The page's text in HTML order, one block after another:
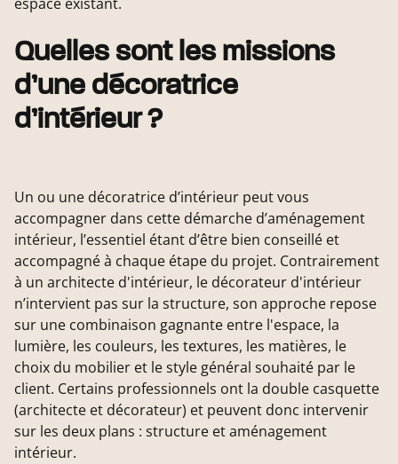
Quelles sont les missions
d’une décoratrice
d’intérieur ?
Un ou une décoratrice d’intérieur peut vous
accompagner dans cette démarche d’aménagement
intérieur, l’essentiel étant d’être bien conseillé et
accompagné à chaque étape du projet. Contrairement
à un architecte d'intérieur, le décorateur d'intérieur
n’intervient pas sur la structure, son approche repose
sur une combinaison gagnante entre l'espace, la
lumière, les couleurs, les textures, les matières, le
choix du mobilier et le style général souhaité par le
client. Certains professionnels ont la double casquette
(architecte et décorateur) et peuvent donc intervenir
sur les deux plans : structure et aménagement
intérieur.